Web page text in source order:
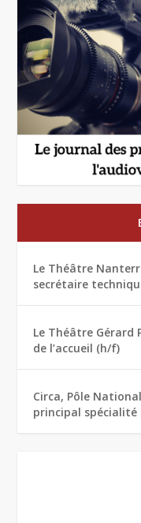
Le Théâtre
secrétaire
Le Théâtre Gérard
de l’accueil (h/f)
Circa, Pôle
principal